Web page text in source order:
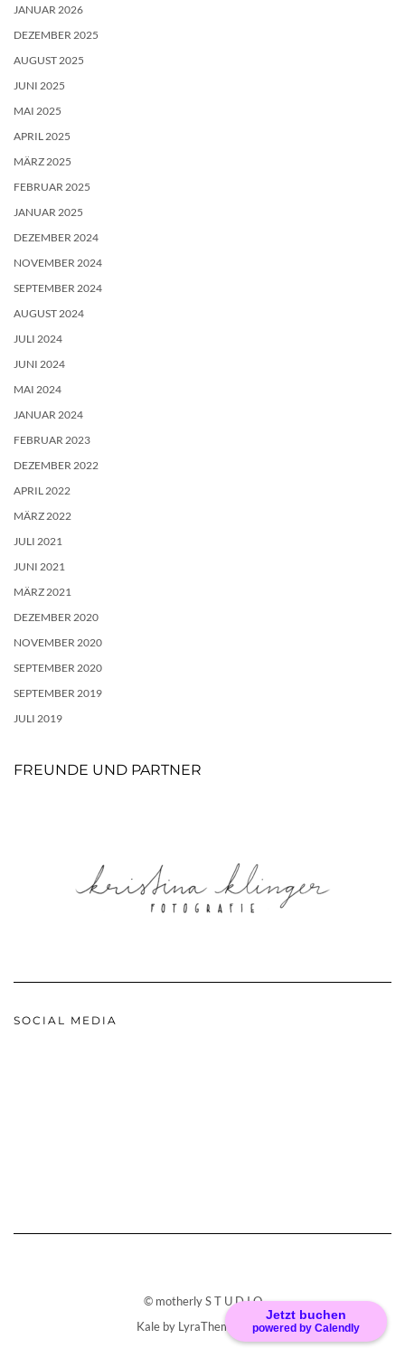
Jetzt buchen
powered by Calendly
JANUAR 2026
DEZEMBER 2025
AUGUST 2025
JUNI 2025
MAI 2025
APRIL 2025
MÄRZ 2025
FEBRUAR 2025
JANUAR 2025
DEZEMBER 2024
NOVEMBER 2024
SEPTEMBER 2024
AUGUST 2024
JULI 2024
JUNI 2024
MAI 2024
JANUAR 2024
FEBRUAR 2023
DEZEMBER 2022
APRIL 2022
MÄRZ 2022
JULI 2021
JUNI 2021
MÄRZ 2021
DEZEMBER 2020
NOVEMBER 2020
SEPTEMBER 2020
SEPTEMBER 2019
JULI 2019
FREUNDE UND PARTNER
SOCIAL MEDIA
© motherly S T U D I O
Kaleby LyraThemes.com.